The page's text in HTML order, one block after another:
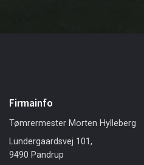
Firmainfo
Tømrermester Morten Hylleberg
Lundergaardsvej 101,
9490 Pandrup